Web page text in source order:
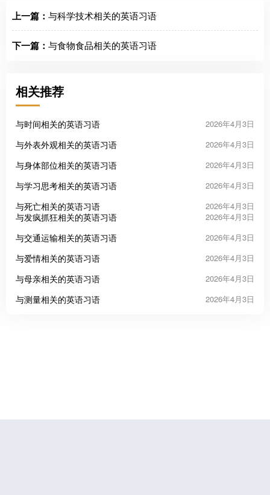
上一篇： 与科学技术相关的英语习语
下一篇： 与食物食品相关的英语习语
相关推荐
与时间相关的英语习语 2026年4月3日
与外表外观相关的英语习语 2026年4月3日
与身体部位相关的英语习语 2026年4月3日
与学习思考相关的英语习语 2026年4月3日
与死亡相关的英语习语 2026年4月3日
与发疯抓狂相关的英语习语 2026年4月3日
与交通运输相关的英语习语 2026年4月3日
与爱情相关的英语习语 2026年4月3日
与母亲相关的英语习语 2026年4月3日
与测量相关的英语习语 2026年4月3日